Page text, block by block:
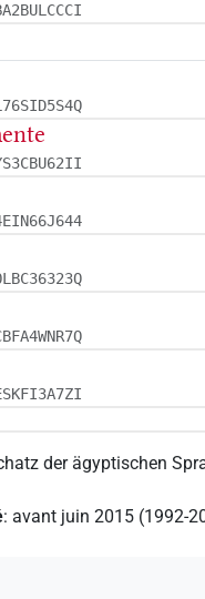
der ägyptischen
:avant juin 2015 (1992-